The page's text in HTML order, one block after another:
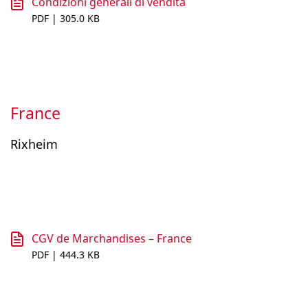
PDF | 305.0 KB
France
Rixheim
CGV de Marchandises – France
PDF | 444.3 KB